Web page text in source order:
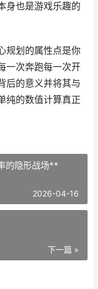
身也是游戏乐趣的
规划的属性点是你
一次奔跑每一次开
后的意义并将其与
纯的数值计算真正
的隐形战场**
2026-04-16
下一篇 »